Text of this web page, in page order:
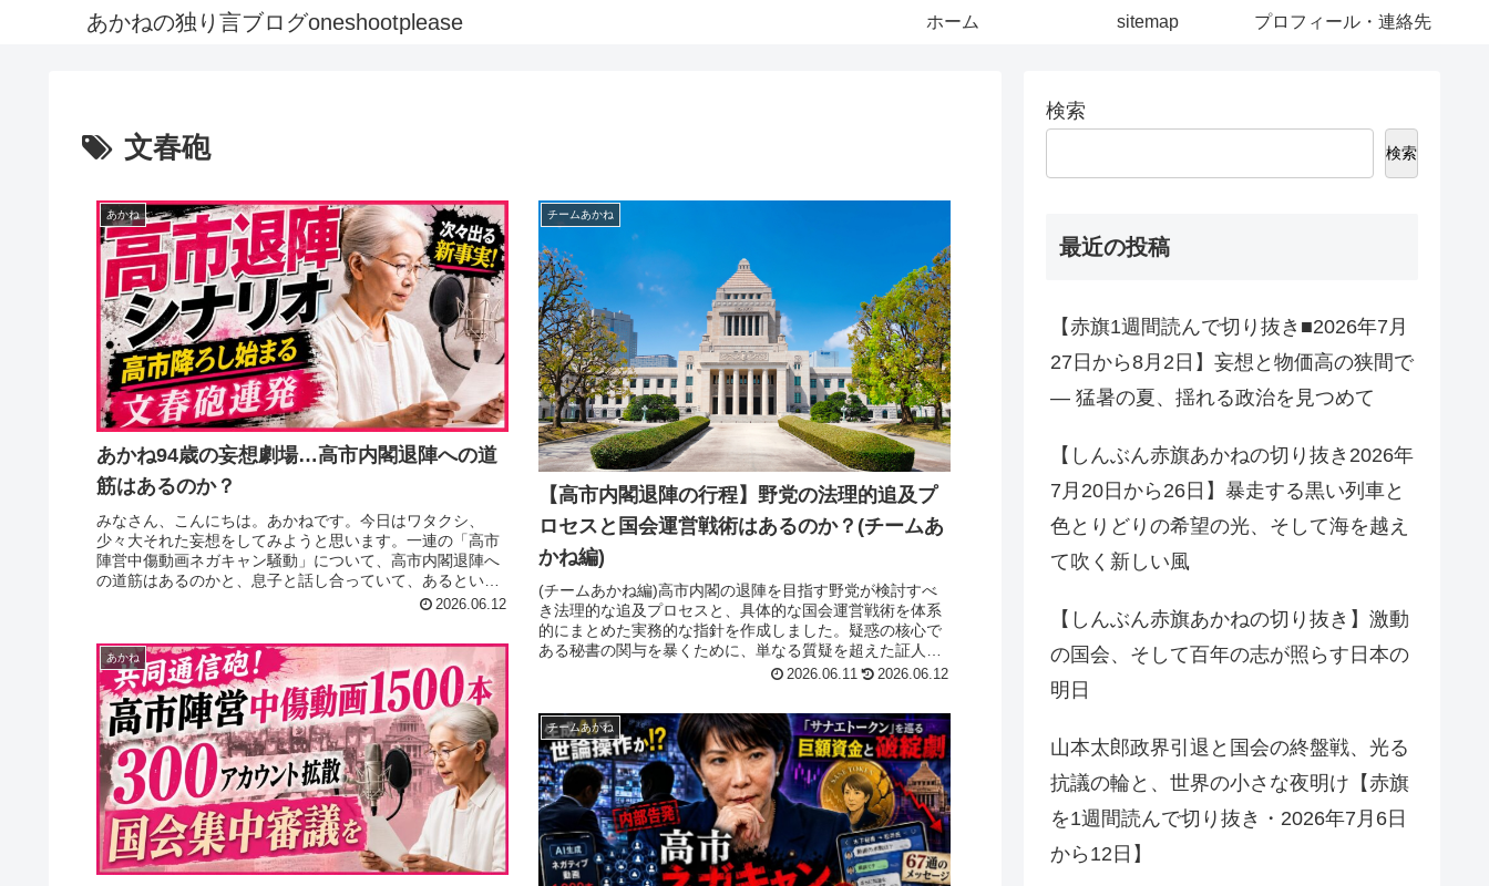
あかねの独り言ブログoneshootplease ホーム sitemap プロフィール・連絡先
文春砲
あかね
あかね94歳の妄想劇場…高市内閣退陣への道
筋はあるのか？
みなさん、こんにちは。あかねです。今日はワタクシ、
少々大それた妄想をしてみようと思います。一連の「高市
陣営中傷動画ネガキャン騒動」について、高市内閣退陣へ
の道筋はあるのかと、息子と話し合っていて、あるという
2026.06.12
チームあかね
【高市内閣退陣の行程】野党の法理的追及プ
ロセスと国会運営戦術はあるのか？(チームあ
かね編)
(チームあかね編)高市内閣の退陣を目指す野党が検討すべ
き法理的な追及プロセスと、具体的な国会運営戦術を体系
的にまとめた実務的な指針を作成しました。疑惑の核心で
ある秘書の関与を暴くために、単なる質疑を超えた証人喚
問の実施や、客観的証拠に基づき... 2026.06.11 2026.06.12
あかね
チームあかね
検索
検索
最近の投稿
【赤旗1週間読んで切り抜き■2026年7月
27日から8月2日】妄想と物価高の狭間で
― 猛暑の夏、揺れる政治を見つめて
【しんぶん赤旗あかねの切り抜き2026年
7月20日から26日】暴走する黒い列車と
色とりどりの希望の光、そして海を越え
て吹く新しい風
【しんぶん赤旗あかねの切り抜き】激動
の国会、そして百年の志が照らす日本の
明日
山本太郎政界引退と国会の終盤戦、光る
抗議の輪と、世界の小さな夜明け【赤旗
を1週間読んで切り抜き・2026年7月6日
から12日】